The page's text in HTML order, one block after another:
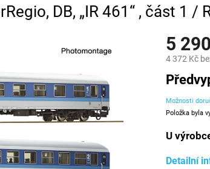
DB, „IR 461“ , část 1 /
5
4 372 Kč
Měrná
cena:
Možnosti
Položka byla
U
Detailní